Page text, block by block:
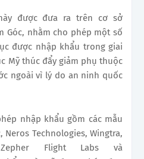
được đưa ra trên cơ sở
Góc, nhằm cho phép một số
được nhập khẩu trong giai
Mỹ thúc đẩy giảm phụ thuộc
ngoài vì lý do an ninh quốc
nhập khẩu gồm các mẫu
Neros Technologies, Wingtra,
Flight Labs và